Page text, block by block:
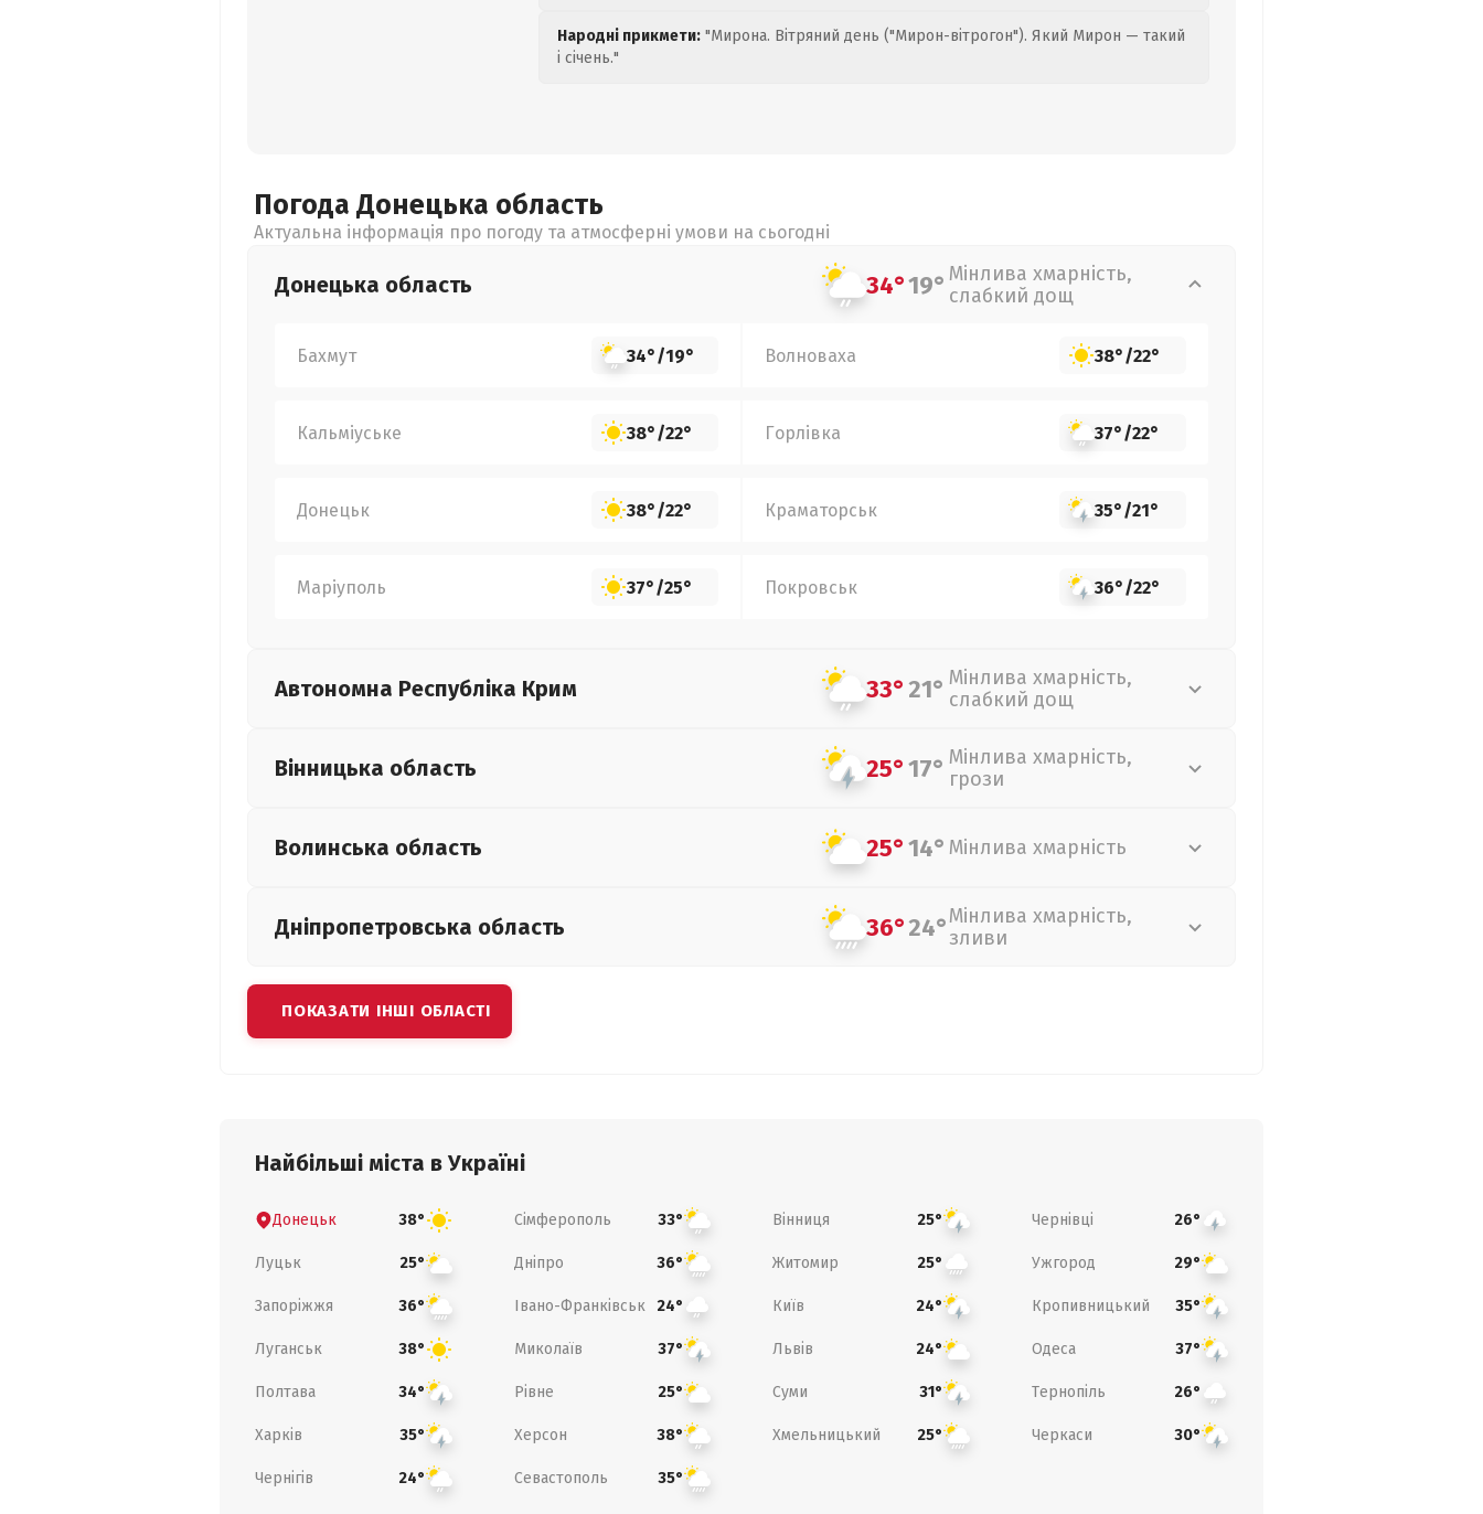
Народні прикмети: "Мирона. Вітряний день ("Мирон-вітрогон"). Який Мирон — такий
і січень."
Погода Донецька область
Актуальна інформація про погоду та атмосферні умови на сьогодні
Донецька область 34°19° Мінлива хмарність,
слабкий дощ
Бахмут 34°/19° Волноваха 38°/22°
Кальміуське 38°/22° Горлівка 37°/22°
Донецьк 38°/22° Краматорськ 35°/21°
Маріуполь 37°/25° Покровськ 36°/22°
Автономна Республіка Крим 33°21° Мінлива хмарність,
слабкий дощ
Вінницька область 25°17° Мінлива хмарність,
грози
Волинська область 25°14° Мінлива хмарність
Дніпропетровська область 36°24°Мінлива хмарність,
зливи
ПОКАЗАТИ ІНШІ ОБЛАСТІ
Найбільші міста в Україні
Донецьк 38° Сімферополь 33° Вінниця 25° Чернівці 26°
Луцьк 25° Дніпро 36° Житомир 25° Ужгород 29°
Запоріжжя 36° Івано-Франківськ 24° Київ 24° Кропивницький 35°
Луганськ 38° Миколаїв 37° Львів 24° Одеса 37°
Полтава 34° Рівне 25° Суми 31° Тернопіль 26°
Харків 35° Херсон 38° Хмельницький 25° Черкаси 30°
Чернігів 24° Севастополь 35°